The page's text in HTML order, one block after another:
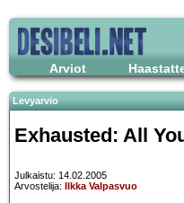
Arviot
Levyarvio
Exhausted: All
Julkaistu: 14.02.2005
Arvostelija:
Ilkka Valpasvuo